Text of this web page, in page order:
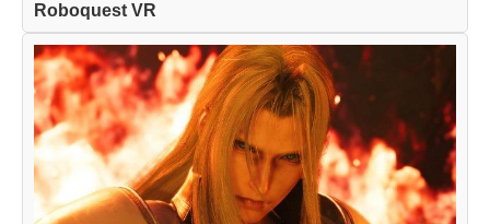
Roboquest VR